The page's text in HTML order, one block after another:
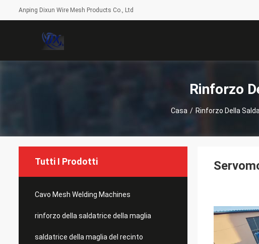
Anping Dixun Wire Mesh Products Co., Ltd
Rinforzo
Casa / Rinforzo Della
Tutti I Prodotti
Cavo Mesh Welding Machines
rinforzo della saldatrice della maglia
saldatrice della maglia del recinto